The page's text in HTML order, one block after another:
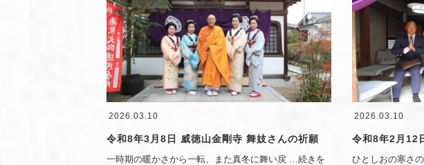
2026.03.10
令和8年3月8日 威徳山金剛寺 舞妓さんの祈願
一時期の暖かさから一転、また真冬に舞い戻 …続きを
2026.03.10
令和8年2月12
ひとしおの寒さ